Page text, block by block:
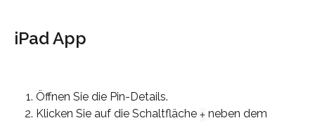
iPad App
Öffnen Sie die Pin-Details.
Klicken Sie auf die Schaltfläche + neben dem